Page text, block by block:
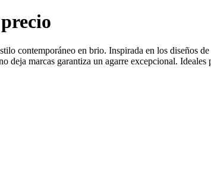
contemporáneo en brio. Inspirada en los diseños
deja marcas garantiza un agarre excepcional.